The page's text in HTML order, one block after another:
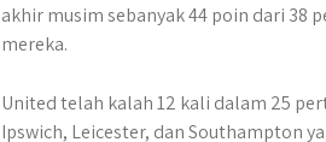
akhir musim sebanyak 44 poin dari 38
mereka.
United telah kalah 12 kali dalam 25
Ipswich, Leicester, dan Southampton